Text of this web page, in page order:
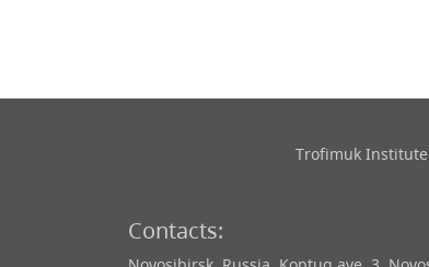
Trofimuk Institute
Contacts: